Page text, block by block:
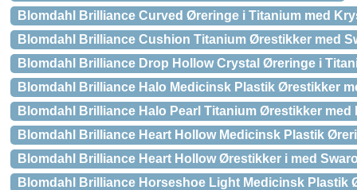
Blomdahl Brilliance Curved Øreringe i Titanium med
Blomdahl Brilliance Cushion Titanium Ørestikker med
Blomdahl Brilliance Drop Hollow Crystal Øreringe i
Blomdahl Brilliance Halo Medicinsk Plastik Ørestikker
Blomdahl Brilliance Halo Pearl Titanium Ørestikker med
Blomdahl Brilliance Heart Hollow Medicinsk Plastik
Blomdahl Brilliance Heart Hollow Ørestikker i med
Blomdahl Brilliance Horseshoe Light Medicinsk Plastik